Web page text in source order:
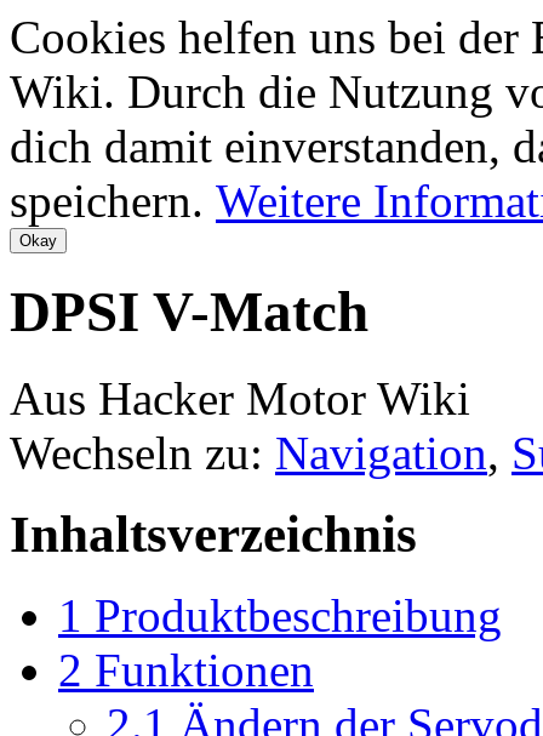
Cookies helfen uns bei
Wiki. Durch die Nutzung
dich damit einverstanden,
speichern. Weitere
DPSI V-Match
Aus Hacker Motor Wiki
Wechseln zu: Navigation,
Inhaltsverzeichnis
1 Produktbeschreibung
2 Funktionen
2.1 Ändern der